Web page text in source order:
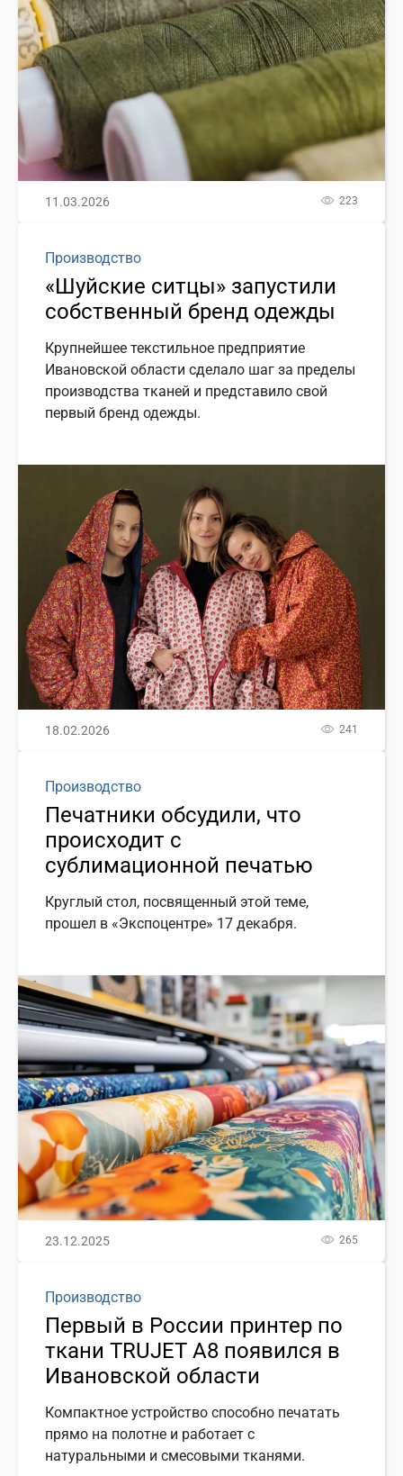
11.03.2026 223
Производство
«Шуйские ситцы» запустили
собственный бренд одежды
Крупнейшее текстильное предприятие
Ивановской области сделало шаг за пределы
производства тканей и представило свой
первый бренд одежды.
18.02.2026 241
Производство
Печатники обсудили, что
происходит с
сублимационной печатью
Круглый стол, посвященный этой теме,
прошел в «Экспоцентре» 17 декабря.
23.12.2025 265
Производство
Первый в России принтер по
ткани TRUJET A8 появился в
Ивановской области
Компактное устройство способно печатать
прямо на полотне и работает с
натуральными и смесовыми тканями.